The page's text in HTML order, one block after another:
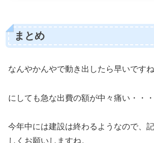
まとめ
なんやかんやで動き出したら早いですね
にしても急な出費の額が中々痛い・・・
今年中には建設は終わるようなので、
しくお願いしますね。